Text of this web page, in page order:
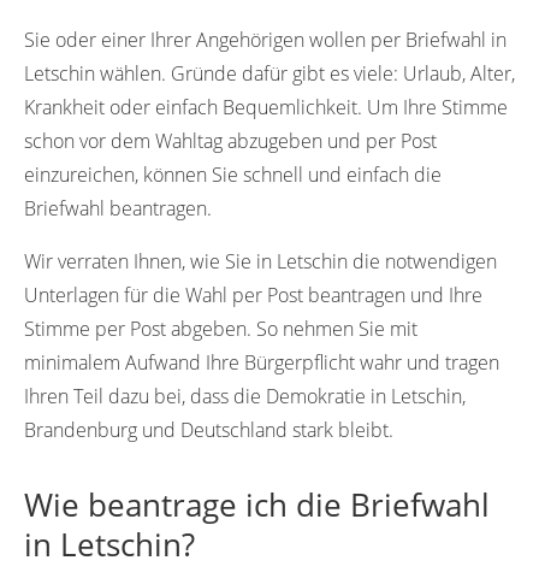
Sie oder einer Ihrer Angehörigen wollen per Briefwahl in
Letschin wählen. Gründe dafür gibt es viele: Urlaub, Alter,
Krankheit oder einfach Bequemlichkeit. Um Ihre Stimme
schon vor dem Wahltag abzugeben und per Post
einzureichen, können Sie schnell und einfach die
Briefwahl beantragen.
Wir verraten Ihnen, wie Sie in Letschin die notwendigen
Unterlagen für die Wahl per Post beantragen und Ihre
Stimme per Post abgeben. So nehmen Sie mit
minimalem Aufwand Ihre Bürgerpflicht wahr und tragen
Ihren Teil dazu bei, dass die Demokratie in Letschin,
Brandenburg und Deutschland stark bleibt.
Wie beantrage ich die Briefwahl
in Letschin?